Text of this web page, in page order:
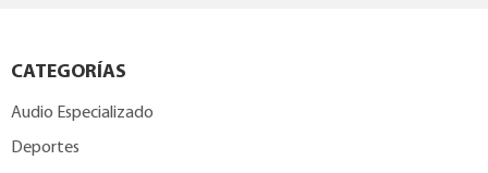
CATEGORÍAS
Audio Especializado
Deportes